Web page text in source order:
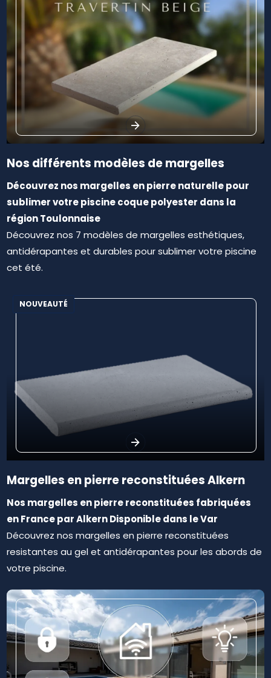
Rechercher
Nos différents modèles de margelles
Découvrez nos margelles en pierre naturelle pour
sublimer votre piscine coque polyester dans la
région Toulonnaise
Découvrez nos 7 modèles de margelles esthétiques,
antidérapantes et durables pour sublimer votre piscine
cet été.
NOUVEAUTÉ
Margelles en pierre reconstituées Alkern
Nos margelles en pierre reconstituées fabriquées
en France par Alkern Disponible dans le Var
Découvrez nos margelles en pierre reconstituées
resistantes au gel et antidérapantes pour les abords de
votre piscine.